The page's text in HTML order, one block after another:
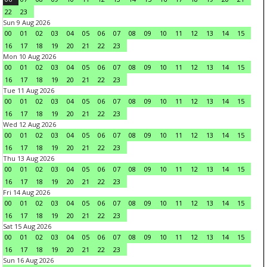
22
23
Sun 9 Aug 2026
00
01 02 03 04 05 06 07 08 09 10 11 12 13 14
15
16
17 18 19 20 21 22
23
Mon 10 Aug 2026
00
01 02 03 04 05 06 07 08 09 10 11 12 13 14
15
16
17 18 19 20 21 22
23
Tue 11 Aug 2026
00
01 02 03 04 05 06 07 08 09 10 11 12 13 14
15
16
17 18 19 20 21 22
23
Wed 12 Aug 2026
00
01 02 03 04 05 06 07 08 09 10 11 12 13 14
15
16
17 18 19 20 21 22
23
Thu 13 Aug 2026
00
01 02 03 04 05 06 07 08 09 10 11 12 13 14
15
16
17 18 19 20 21 22
23
Fri 14 Aug 2026
00
01 02 03 04 05 06 07 08 09 10 11 12 13 14
15
16
17 18 19 20 21 22
23
Sat 15 Aug 2026
00
01 02 03 04 05 06 07 08 09 10 11 12 13 14
15
16
17 18 19 20 21 22
23
Sun 16 Aug 2026